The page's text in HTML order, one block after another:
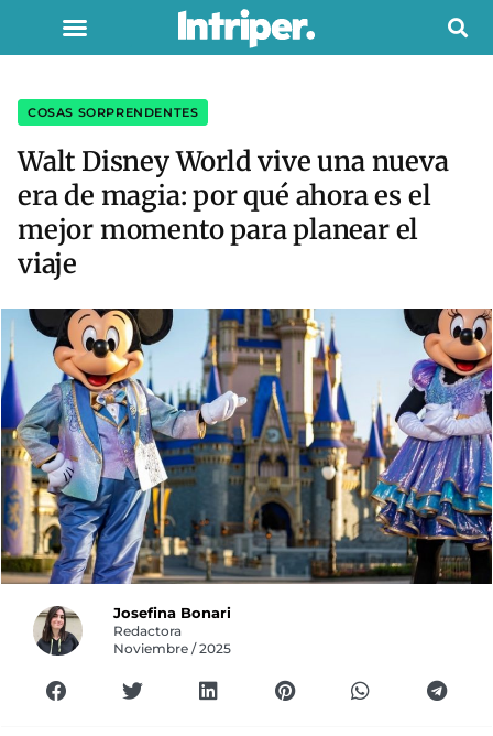
COSAS SORPRENDENTES
Walt Disney World vive una nueva
era de magia: por qué ahora es el
mejor momento para planear el
viaje
Josefina Bonari
Redactora
Noviembre / 2025